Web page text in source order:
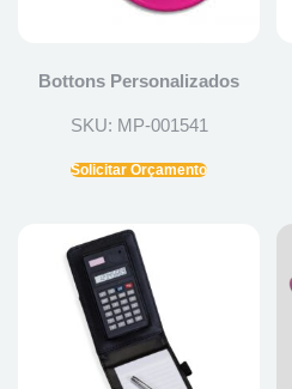
Bottons Personalizados
SKU: MP-001541
Solicitar Orçamento